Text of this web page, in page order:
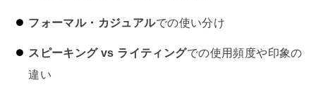
フォーマル・カジュアルでの使い分け
スピーキング vs ライティングでの使用頻度や印象の
違い